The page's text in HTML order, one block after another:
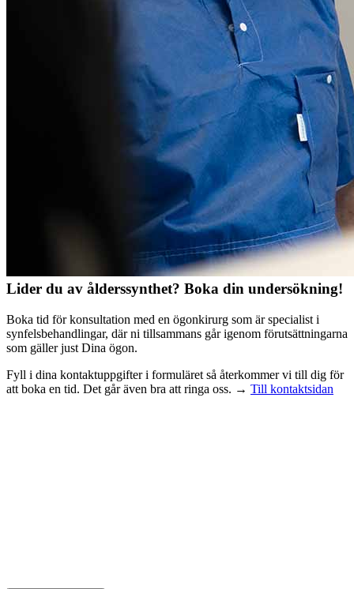
Lider du av ålderssynthet? Boka din undersökning!
Boka tid för konsultation med en ögonkirurg som är specialist i
synfelsbehandlingar, där ni tillsammans går igenom förutsättningarna
som gäller just Dina ögon.
Fyll i dina kontaktuppgifter i formuläret så återkommer vi till dig för
att boka en tid. Det går även bra att ringa oss. → Till kontaktsidan